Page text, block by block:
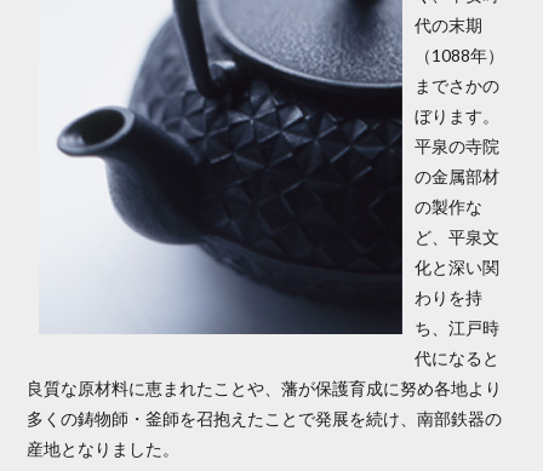
代の末期
（1088年）
までさかの
ぼります。
平泉の寺院
の金属部材
の製作な
ど、平泉文
化と深い関
わりを持
ち、江戸時
代になると
良質な原材料に恵まれたことや、藩が保護育成に努め各地より
多くの鋳物師・釜師を召抱えたことで発展を続け、南部鉄器の
産地となりました。